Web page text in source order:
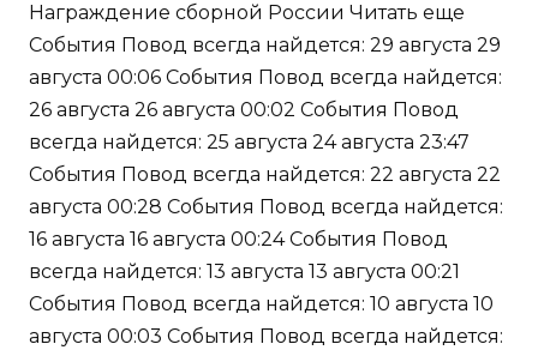
Награждение сборной России Читать еще
События Повод всегда найдется: 29 августа 29
августа 00:06 События Повод всегда найдется:
26 августа 26 августа 00:02 События Повод
всегда найдется: 25 августа 24 августа 23:47
События Повод всегда найдется: 22 августа 22
августа 00:28 События Повод всегда найдется:
16 августа 16 августа 00:24 События Повод
всегда найдется: 13 августа 13 августа 00:21
События Повод всегда найдется: 10 августа 10
августа 00:03 События Повод всегда найдется: